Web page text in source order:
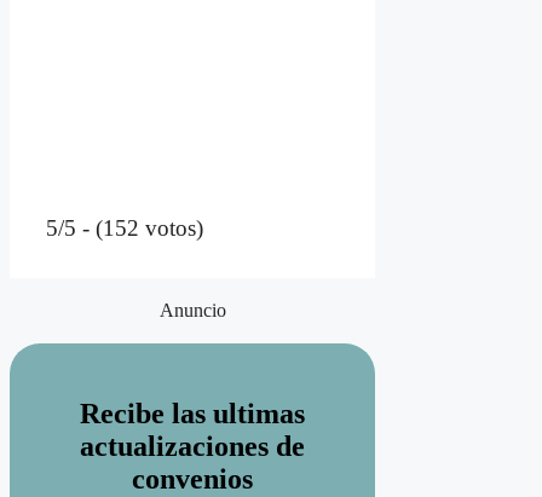
5/5 - (152 votos)
Anuncio
Recibe las ultimas
actualizaciones de
convenios